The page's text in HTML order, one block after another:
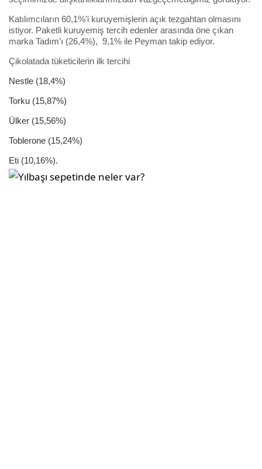
Katılımcıların 60,1%’i kuruyemişlerin açık tezgahtan olmasını
istiyor. Paketli kuruyemiş tercih edenler arasında öne çıkan
marka Tadım’ı (26,4%), 9,1% ile Peyman takip ediyor.
Çikolatada tüketicilerin ilk tercihi
Nestle (18,4%)
Torku (15,87%)
Ülker (15,56%)
Toblerone (15,24%)
Eti (10,16%).